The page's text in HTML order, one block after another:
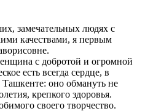
замечательных людях с
качествами, я первым
с добротой и огромной
есть всегда сердце, в
оно обмануть не
крепкого здоровья.
своего творчество.